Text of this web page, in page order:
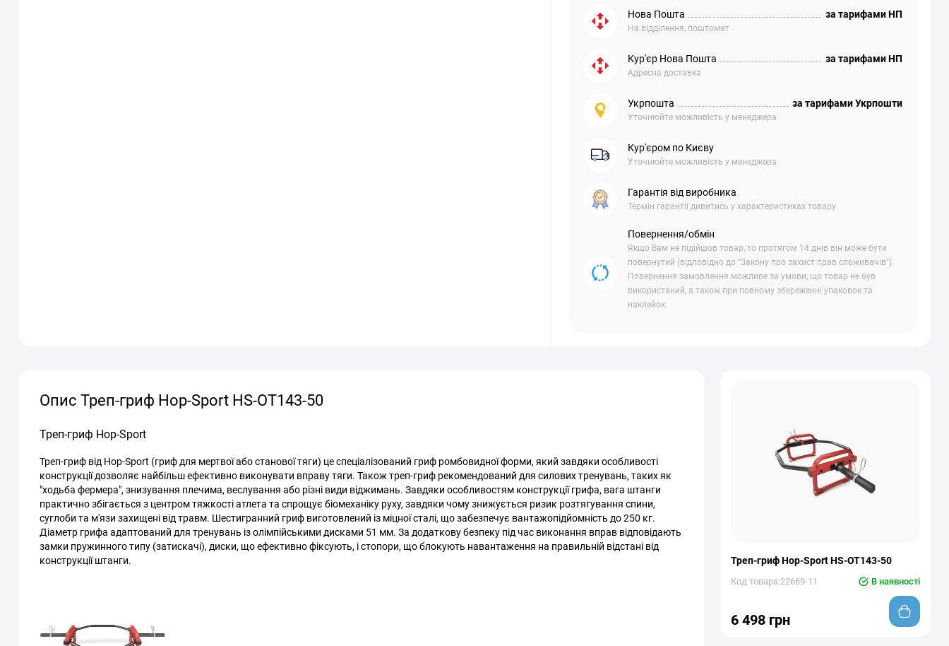
Нова Пошта
На відділення, поштомат
за тарифами НП
Кур'єр Нова Пошта
Адресна доставка
за тарифами НП
Укрпошта
Уточнюйте можливість у менеджера
за тарифами Укрпошти
Кур'єром по Києву
Уточнюйте можливість у менеджера
Гарантія від виробника
Термін гарантії дивитись у характеристиках товару
Повернення/обмін
Якщо Вам не підійшов товар, то протягом 14 днів він може бути
повернутий (відповідно до "Закону про захист прав споживачів").
Повернення замовлення можливе за умови, що товар не був
використаний, а також при повному збереженні упаковок та
наклейок.
Опис Треп-гриф Hop-Sport HS-OT143-50
Треп-гриф Hop-Sport
Треп-гриф від Hop-Sport (гриф для мертвої або станової тяги) це спеціалізований гриф ромбовидної форми, який завдяки особливості
конструкції дозволяє найбільш ефективно виконувати вправу тяги. Також треп-гриф рекомендований для силових тренувань, таких як
"ходьба фермера", знизування плечима, веслування або різні види віджимань. Завдяки особливостям конструкції грифа, вага штанги
практично збігається з центром тяжкості атлета та спрощує біомеханіку руху, завдяки чому знижується ризик розтягування спини,
суглоби та м'язи захищені від травм. Шестигранний гриф виготовлений із міцної сталі, що забезпечує вантажопідйомність до 250 кг.
Діаметр грифа адаптований для тренувань із олімпійськими дисками 51 мм. За додаткову безпеку під час виконання вправ відповідають
замки пружинного типу (затискачі), диски, що ефективно фіксують, і стопори, що блокують навантаження на правильній відстані від
конструкції штанги.
Треп-гриф Hop-Sport HS-OT143-50
Код товара:22669-11 В наявності
6 498 грн